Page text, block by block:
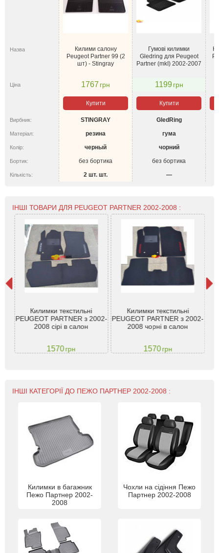
Назва
Килими салону
Peugeot Partner 99 (2
шт) - Stingray
Гумові килимки
Gledring для Peugeot
Partner (mkI) 2002-2007
Ціна 1767 грн 1199 грн
Купити Купити
Вирбник: STINGRAY GledRing
Матеріал: резина гума
Колір: черный чорний
Бортик: без бортика без бортика
Кількість: 2 шт. шт. —
ІНШІ ТОВАРИ ДЛЯ PEUGEOT PARTNER 2002-2008 :
Килимки текстильні
PEUGEOT PARTNER з 2002-
2008 сірі в салон
1570грн
Килимки текстильні
PEUGEOT PARTNER з 2002-
2008 чорні в салон
1570грн
ІНШІ КАТЕГОРІЇ ДО ПЕЖО ПАРТНЕР 2002-2008 :
Килимки в багажник
Пежо Партнер 2002-
2008
Чохли на сідіння Пежо
Партнер 2002-2008